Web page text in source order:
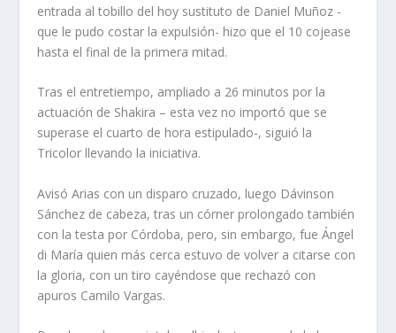
entrada al tobillo del hoy sustituto de Daniel Muñoz -
que le pudo costar la expulsión- hizo que el 10 cojease
hasta el final de la primera mitad.
Tras el entretiempo, ampliado a 26 minutos por la
actuación de Shakira – esta vez no importó que se
superase el cuarto de hora estipulado-, siguió la
Tricolor llevando la iniciativa.
Avisó Arias con un disparo cruzado, luego Dávinson
Sánchez de cabeza, tras un córner prolongado también
con la testa por Córdoba, pero, sin embargo, fue Ángel
di María quien más cerca estuvo de volver a citarse con
la gloria, con un tiro cayéndose que rechazó con
apuros Camilo Vargas.